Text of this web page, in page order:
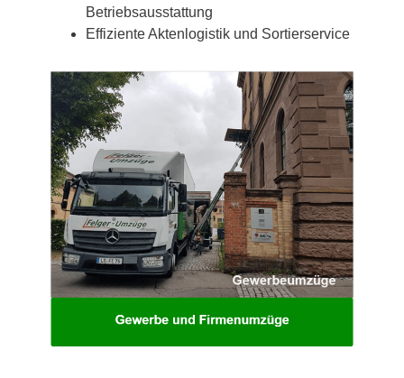
Betriebsausstattung
Effiziente Aktenlogistik und Sortierservice